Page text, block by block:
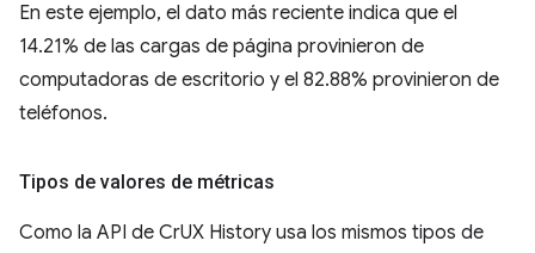
En este ejemplo, el dato más reciente indica que el
14.21% de las cargas de página provinieron de
computadoras de escritorio y el 82.88% provinieron de
teléfonos.
Tipos de valores de métricas
Como la API de CrUX History usa los mismos tipos de